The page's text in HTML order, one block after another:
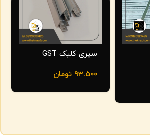
سپری کلیک GST
93.500 تومان